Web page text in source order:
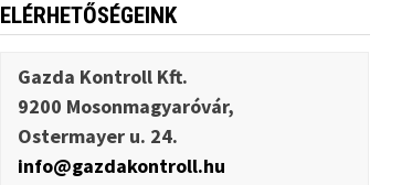
ELÉRHETŐSÉGEINK
Gazda Kontroll Kft.
9200 Mosonmagyaróvár,
Ostermayer u. 24.
info@gazdakontroll.hu